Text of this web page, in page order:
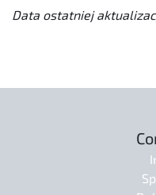
Data ostatniej